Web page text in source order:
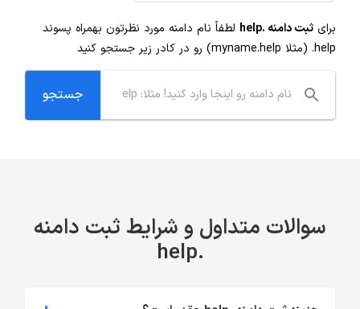
برای ثبت دامنه .help
لطفاً نام دامنه مورد نظرتون بهمراه پسوند
.help (مثلا myname.help) رو در کادر زیر جستجو کنید
سوالات متداول و شرایط ثبت دامنه
.help